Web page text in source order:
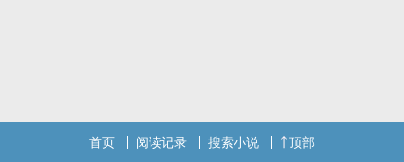
首页 阅读记录 搜索小说 顶部